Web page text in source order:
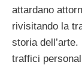
attardano
rivisitando la
storia
traffici